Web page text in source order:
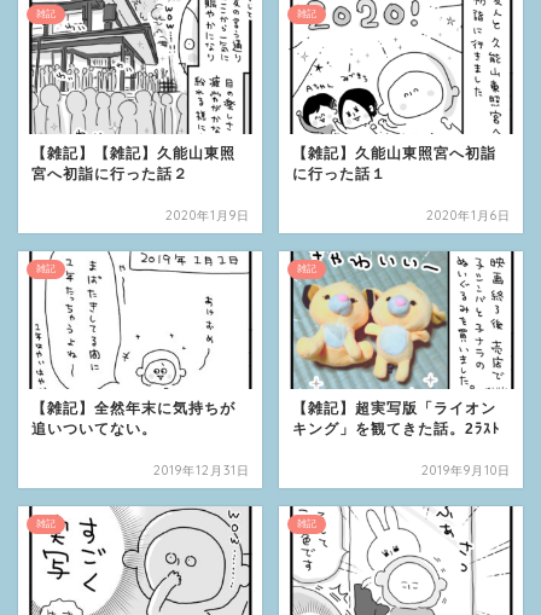
雑記
【雑記】【雑記】久能山東照
宮へ初詣に行った話２
2020年1月9日
雑記
【雑記】久能山東照宮へ初詣
に行った話１
2020年1月6日
雑記
【雑記】全然年末に気持ちが
追いついてない。
2019年12月31日
雑記
【雑記】超実写版「ライオン
キング」を観てきた話。2ﾗｽﾄ
2019年9月10日
雑記 雑記